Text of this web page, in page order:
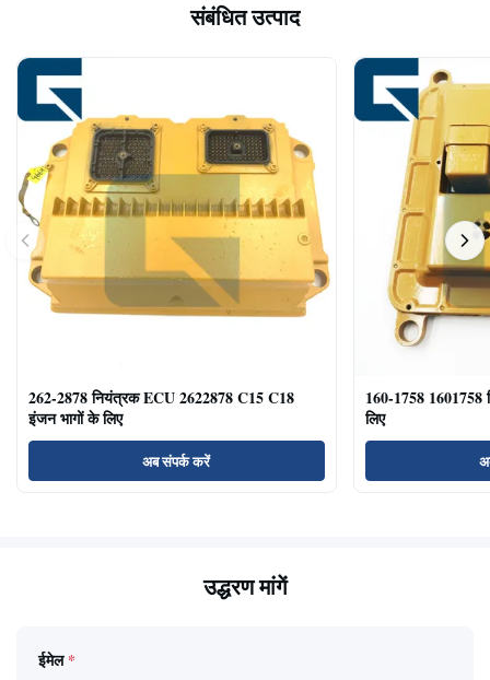
संबंधित उत्पाद
262-2878 नियंत्रक ECU 2622878 C15 C18
इंजन भागों के लिए
अब संपर्क करें
160-1758
लिए
उद्धरण मांगें
ईमेल *